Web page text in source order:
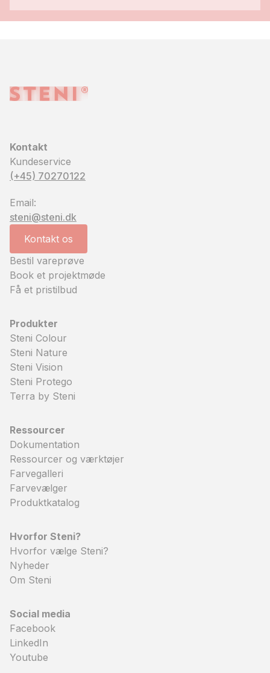
Kontakt
Kundeservice
(+45) 70270122
Email:
steni@steni.dk
Kontakt os
Bestil vareprøve
Book et projektmøde
Få et pristilbud
Produkter
Steni Colour
Steni Nature
Steni Vision
Steni Protego
Terra by Steni
Ressourcer
Dokumentation
Ressourcer og værktøjer
Farvegalleri
Farvevælger
Produktkatalog
Hvorfor Steni?
Hvorfor vælge Steni?
Nyheder
Om Steni
Social media
Facebook
LinkedIn
Youtube